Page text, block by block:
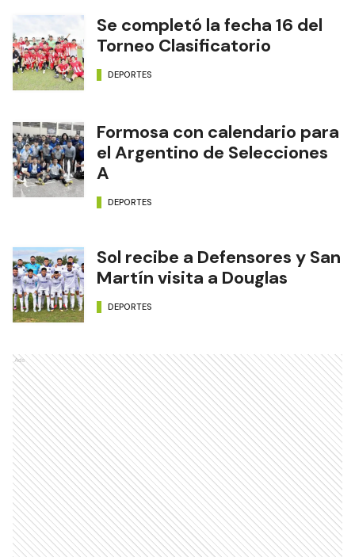
Se completó la fecha 16 del
Torneo Clasificatorio
DEPORTES
Formosa con calendario para
el Argentino de Selecciones
A
DEPORTES
Sol recibe a Defensores y San
Martín visita a Douglas
DEPORTES
Ads